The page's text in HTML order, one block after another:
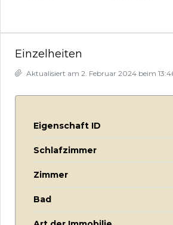
Einzelheiten
Aktualisiert am 2. Februar 2024 beim
Eigenschaft ID
Schlafzimmer
Zimmer
Bad